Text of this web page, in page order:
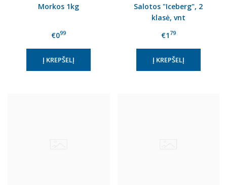
Morkos 1kg
€099
Salotos "Iceberg", 2
klasė, vnt
€1 79